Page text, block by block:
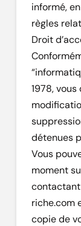
informé,
règles
Droit
1978, vous
détenues
Vous
moment
riche.com
copie de